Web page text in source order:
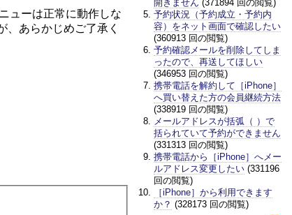
開きません (371894 回の閲覧)
予約状況（予約成立・予約内
容）をネット画面で確認したい
(360913 回の閲覧)
予約確認メールを削除してしま
ったので、再送してほしい
(346953 回の閲覧)
携帯電話を解約して［iPhone］
へ買い替えた方の会員継続方法
(338919 回の閲覧)
メールアドレスが括弧（ ）で
括られていて予約ができません
(331313 回の閲覧)
携帯電話から［iPhone］へメー
ルアドレス変更したい (331196
回の閲覧)
［iPhone］から利用できます
か？ (328173 回の閲覧)
ューは正常に動作しな
あらかじめご了承く